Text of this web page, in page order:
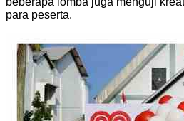
para peserta.